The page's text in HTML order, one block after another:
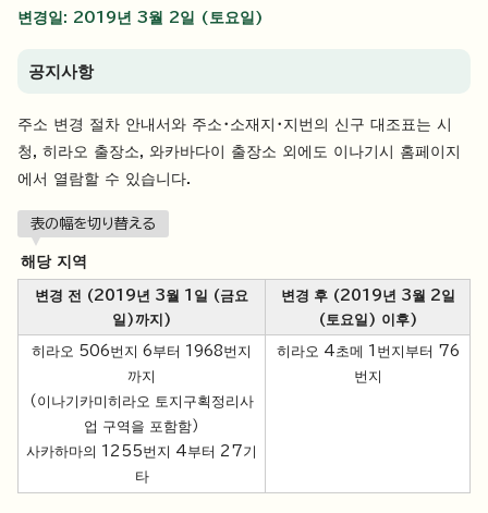
변경일: 2019년 3월 2일 (토요일)
공지사항
주소 변경 절차 안내서와 주소・소재지・지번의 신구 대조표는 시
청, 히라오 출장소, 와카바다이 출장소 외에도 이나기시 홈페이지
에서 열람할 수 있습니다.
表の幅を切り替える
해당 지역
변경 전 (2019년 3월 1일 (금요
일)까지)
변경 후 (2019년 3월 2일
(토요일) 이후)
히라오 506번지 6부터 1968번지
까지
（이나기카미히라오 토지구획정리사
업 구역을 포함함）
사카하마의 1255번지 4부터 27기
타
히라오 4초메 1번지부터 76
번지